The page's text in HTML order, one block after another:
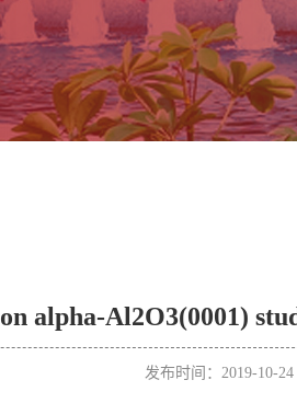
alpha-Al2O3(0001)
发布时间：2019-10-24